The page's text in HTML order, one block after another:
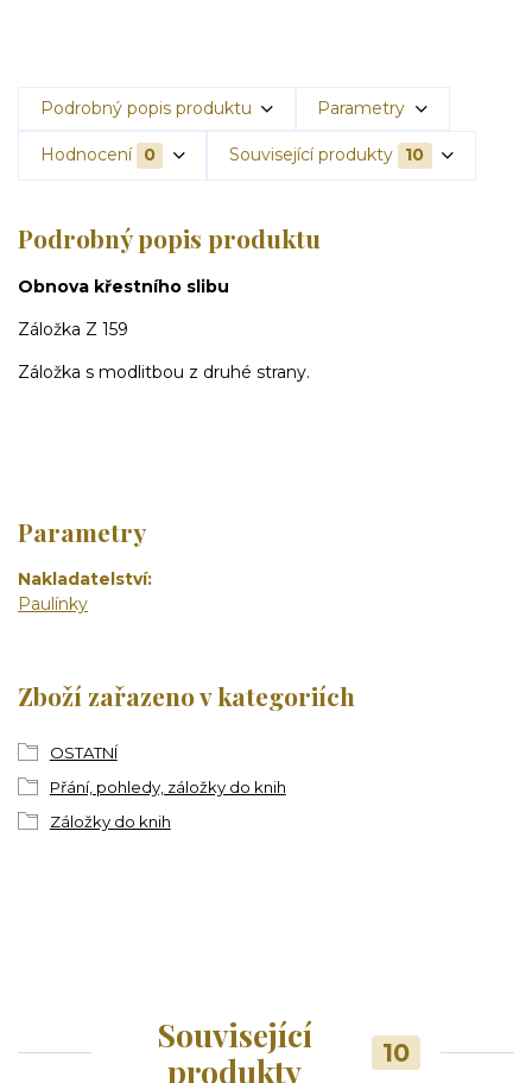
Podrobný popis produktu Parametry
Hodnocení 0 Související produkty 10
Podrobný popis produktu
Obnova křestního slibu
Záložka Z 159
Záložka s modlitbou z druhé strany.
Parametry
Nakladatelství
Paulínky
Zboží zařazeno v kategoriích
OSTATNÍ
Přání, pohledy, záložky do knih
Záložky do knih
Související
produkty
10